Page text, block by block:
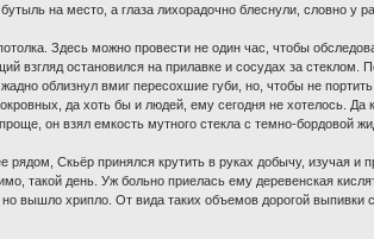
на место, а глаза лихорадочно блеснули, словно у
Здесь можно провести не один час, чтобы
взгляд остановился на прилавке и сосудах за стеклом.
облизнул вмиг пересохшие губи, но, чтобы не
да хоть бы и людей, ему сегодня не хотелось.
он взял емкость мутного стекла с темно-бордовой
рядом, Скьёр принялся крутить в руках добычу, изучая
такой день. Уж больно приелась ему деревенская
хрипло. От вида таких объемов дорогой выпивки